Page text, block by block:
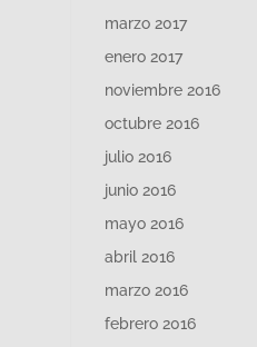
marzo 2017
enero 2017
noviembre 2016
octubre 2016
julio 2016
junio 2016
mayo 2016
abril 2016
marzo 2016
febrero 2016